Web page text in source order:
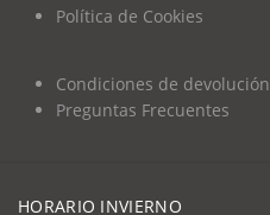
Política de Cookies
Condiciones de devolución
Preguntas Frecuentes
HORARIO INVIERNO